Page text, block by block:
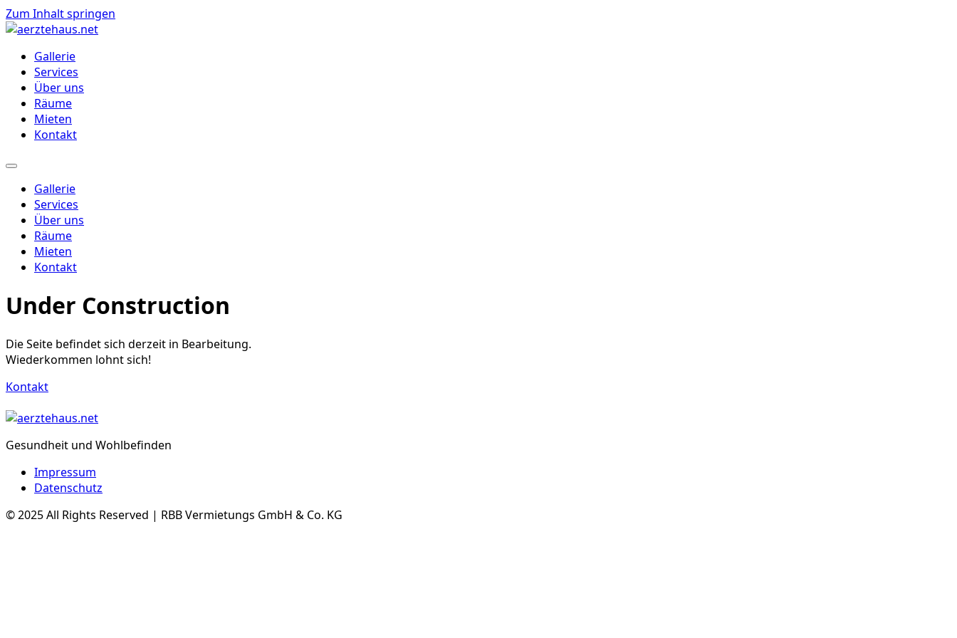
Zum Inhalt springen
Gallerie
Services
Über uns
Räume
Mieten
Kontakt
Gallerie
Services
Über uns
Räume
Mieten
Kontakt
Under Construction
Die Seite befindet sich derzeit in Bearbeitung.
Wiederkommen lohnt sich!
Kontakt
Gesundheit und Wohlbefinden
Impressum
Datenschutz
© 2025 All Rights Reserved | RBB Vermietungs GmbH & Co. KG